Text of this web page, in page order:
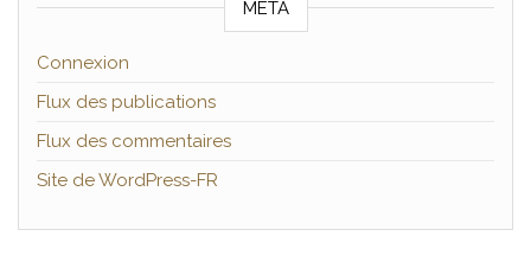
MÉTA
Connexion
Flux des publications
Flux des commentaires
Site de WordPress-FR